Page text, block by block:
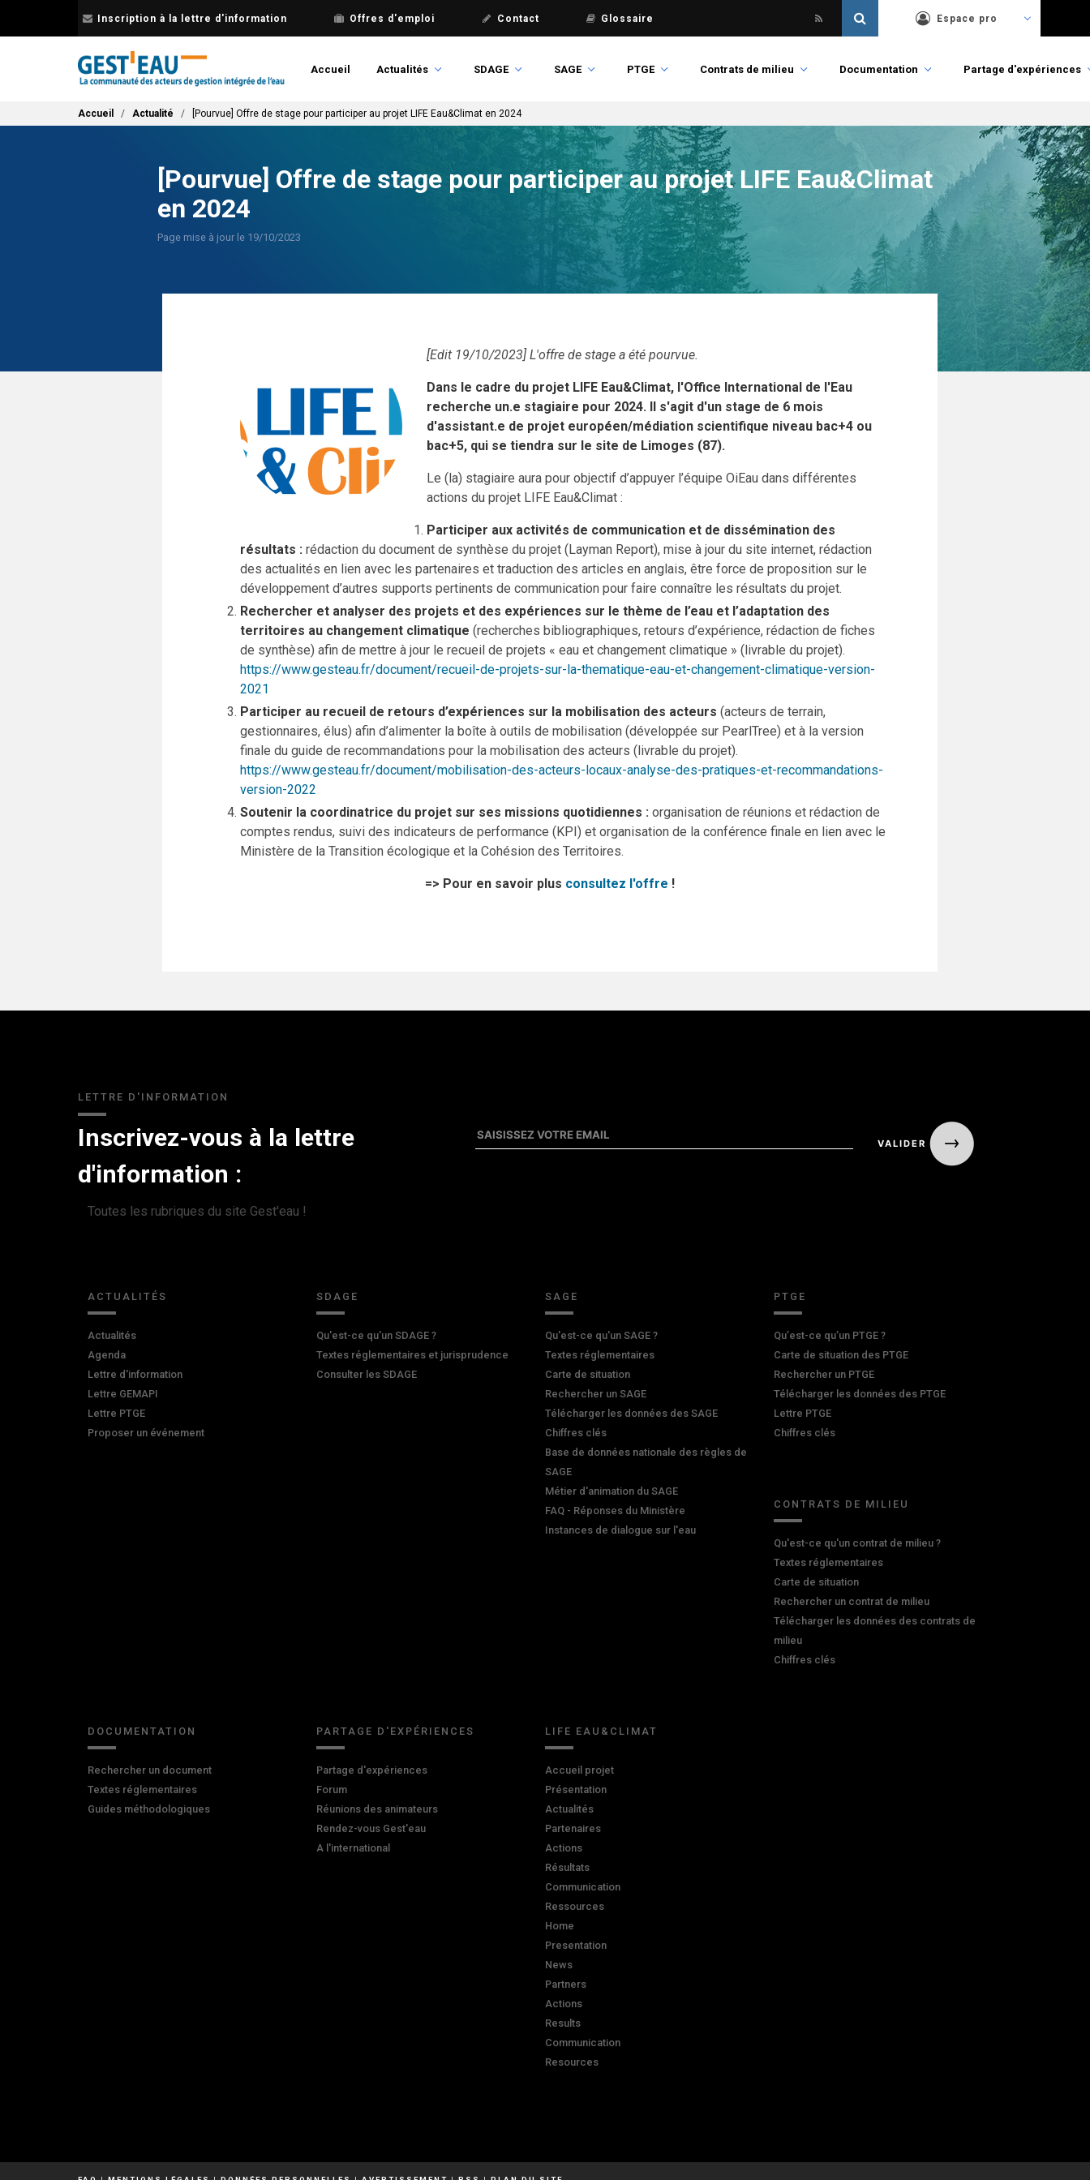
Inscription à la lettre d'information Offres d'emploi Contact Glossaire Espace pro
Accueil Actualités SDAGE SAGE PTGE Contrats de milieu Documentation Partage d'expériences
Fil d'Ariane
Accueil Actualité [Pourvue] Offre de stage pour participer au projet LIFE Eau&Climat en 2024
[Pourvue] Offre de stage pour participer au projet LIFE Eau&Climat
en 2024
Page mise à jour le 19/10/2023
[Edit 19/10/2023] L'offre de stage a été pourvue.
Dans le cadre du projet LIFE Eau&Climat, l'Office International de l'Eau
recherche un.e stagiaire pour 2024. Il s'agit d'un stage de 6 mois
d'assistant.e de projet européen/médiation scientifique niveau bac+4 ou
bac+5, qui se tiendra sur le site de Limoges (87).
Le (la) stagiaire aura pour objectif d’appuyer l’équipe OiEau dans différentes
actions du projet LIFE Eau&Climat :
Participer aux activités de communication et de dissémination des
résultats : rédaction du document de synthèse du projet (Layman Report), mise à jour du site internet, rédaction
des actualités en lien avec les partenaires et traduction des articles en anglais, être force de proposition sur le
développement d’autres supports pertinents de communication pour faire connaître les résultats du projet.
Rechercher et analyser des projets et des expériences sur le thème de l’eau et l’adaptation des
territoires au changement climatique (recherches bibliographiques, retours d’expérience, rédaction de fiches
de synthèse) afin de mettre à jour le recueil de projets « eau et changement climatique » (livrable du projet).
https://www.gesteau.fr/document/recueil-de-projets-sur-la-thematique-eau-et-changement-climatique-version-
2021
Participer au recueil de retours d’expériences sur la mobilisation des acteurs (acteurs de terrain,
gestionnaires, élus) afin d’alimenter la boîte à outils de mobilisation (développée sur PearlTree) et à la version
finale du guide de recommandations pour la mobilisation des acteurs (livrable du projet).
https://www.gesteau.fr/document/mobilisation-des-acteurs-locaux-analyse-des-pratiques-et-recommandations-
version-2022
Soutenir la coordinatrice du projet sur ses missions quotidiennes : organisation de réunions et rédaction de
comptes rendus, suivi des indicateurs de performance (KPI) et organisation de la conférence finale en lien avec le
Ministère de la Transition écologique et la Cohésion des Territoires.
=> Pour en savoir plus consultez l'offre !
LETTRE D'INFORMATION
Inscrivez-vous à la lettre
d'information :
Toutes les rubriques du site Gest'eau !
ACTUALITÉS
Actualités
Agenda
Lettre d'information
Lettre GEMAPI
Lettre PTGE
Proposer un événement
SDAGE
Qu'est-ce qu'un SDAGE ?
Textes réglementaires et jurisprudence
Consulter les SDAGE
SAGE
Qu'est-ce qu'un SAGE ?
Textes réglementaires
Carte de situation
Rechercher un SAGE
Télécharger les données des SAGE
Chiffres clés
Base de données nationale des règles de
SAGE
Métier d'animation du SAGE
FAQ - Réponses du Ministère
Instances de dialogue sur l'eau
PTGE
Qu’est-ce qu’un PTGE ?
Carte de situation des PTGE
Rechercher un PTGE
Télécharger les données des PTGE
Lettre PTGE
Chiffres clés
CONTRATS DE MILIEU
Qu'est-ce qu'un contrat de milieu ?
Textes réglementaires
Carte de situation
Rechercher un contrat de milieu
Télécharger les données des contrats de
milieu
Chiffres clés
DOCUMENTATION
Rechercher un document
Textes réglementaires
Guides méthodologiques
PARTAGE D'EXPÉRIENCES
Partage d'expériences
Forum
Réunions des animateurs
Rendez-vous Gest'eau
A l'international
LIFE EAU&CLIMAT
Accueil projet
Présentation
Actualités
Partenaires
Actions
Résultats
Communication
Ressources
Home
Presentation
News
Partners
Actions
Results
Communication
Resources